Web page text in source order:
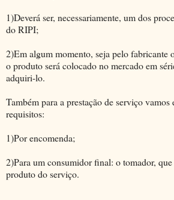
1)Deverá ser, necessariamente, um dos
do RIPI;
2)Em algum momento, seja pelo fabricante
o produto será colocado no mercado em
adquiri-lo.
Também para a prestação de serviço vamos
requisitos:
1)Por encomenda;
2)Para um consumidor final: o tomador,
produto do serviço.